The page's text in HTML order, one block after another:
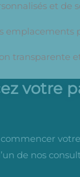
et de
emplacements
transparente
votre
commencer
de nos